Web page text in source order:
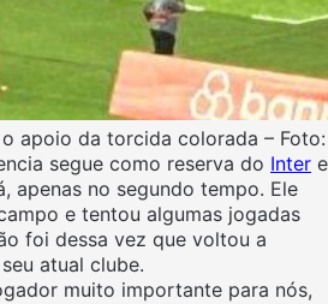
o apoio da torcida colorada –
segue como reserva do Inter e
apenas no segundo tempo. Ele
e tentou algumas jogadas
foi dessa vez que voltou a
atual clube.
muito importante para nós,